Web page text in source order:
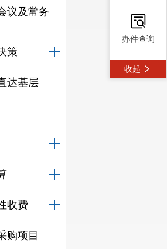
议及常务
策
达基层
收费
购项目
办件查询
收起